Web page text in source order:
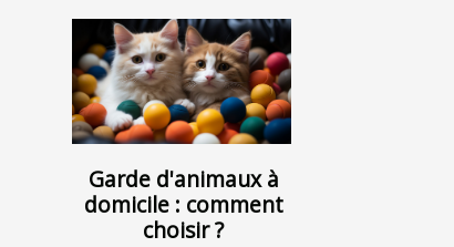
Garde d'animaux à
domicile : comment
choisir ?